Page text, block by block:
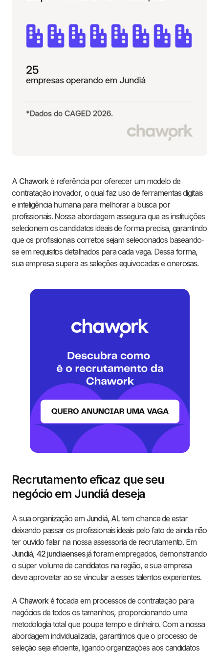
A Chaworké referência por oferecer um modelo de
contratação inovador, o qual faz uso de ferramentas digitais
e inteligência humana para melhorar a busca por
profissionais. Nossa abordagem assegura que as instituições
selecionem os candidatos ideais de forma precisa, garantindo
que os profissionais corretos sejam selecionados baseando-
se em requisitos detalhados para cada vaga. Dessa forma,
sua empresa supera as seleções equivocadas e onerosas.
Recrutamento eficaz que seu
negócio em Jundiá deseja
A sua organização em Jundiá, ALtem chance de estar
deixando passar os profissionais ideais pelo fato de ainda não
ter ouvido falar na nossa assessoria de recrutamento. Em
Jundiá,42 jundiaensesjá foram empregados, demonstrando
o super volume de candidatos na região, e sua empresa
deve aproveitar ao se vincular a esses talentos experientes.
A Chaworké focada em processos de contratação para
negócios de todos os tamanhos, proporcionando uma
metodologia total que poupa tempo e dinheiro. Com a nossa
abordagem individualizada, garantimos que o processo de
seleção seja eficiente, ligando organizações aos candidatos